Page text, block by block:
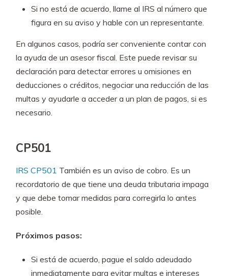
Si no está de acuerdo, llame al IRS al número que
figura en su aviso y hable con un representante.
En algunos casos, podría ser conveniente contar con
la ayuda de un asesor fiscal. Este puede revisar su
declaración para detectar errores u omisiones en
deducciones o créditos, negociar una reducción de las
multas y ayudarle a acceder a un plan de pagos, si es
necesario.
CP501
IRS CP501 También es un aviso de cobro. Es un
recordatorio de que tiene una deuda tributaria impaga
y que debe tomar medidas para corregirla lo antes
posible.
Próximos pasos:
Si está de acuerdo, pague el saldo adeudado
inmediatamente para evitar multas e intereses